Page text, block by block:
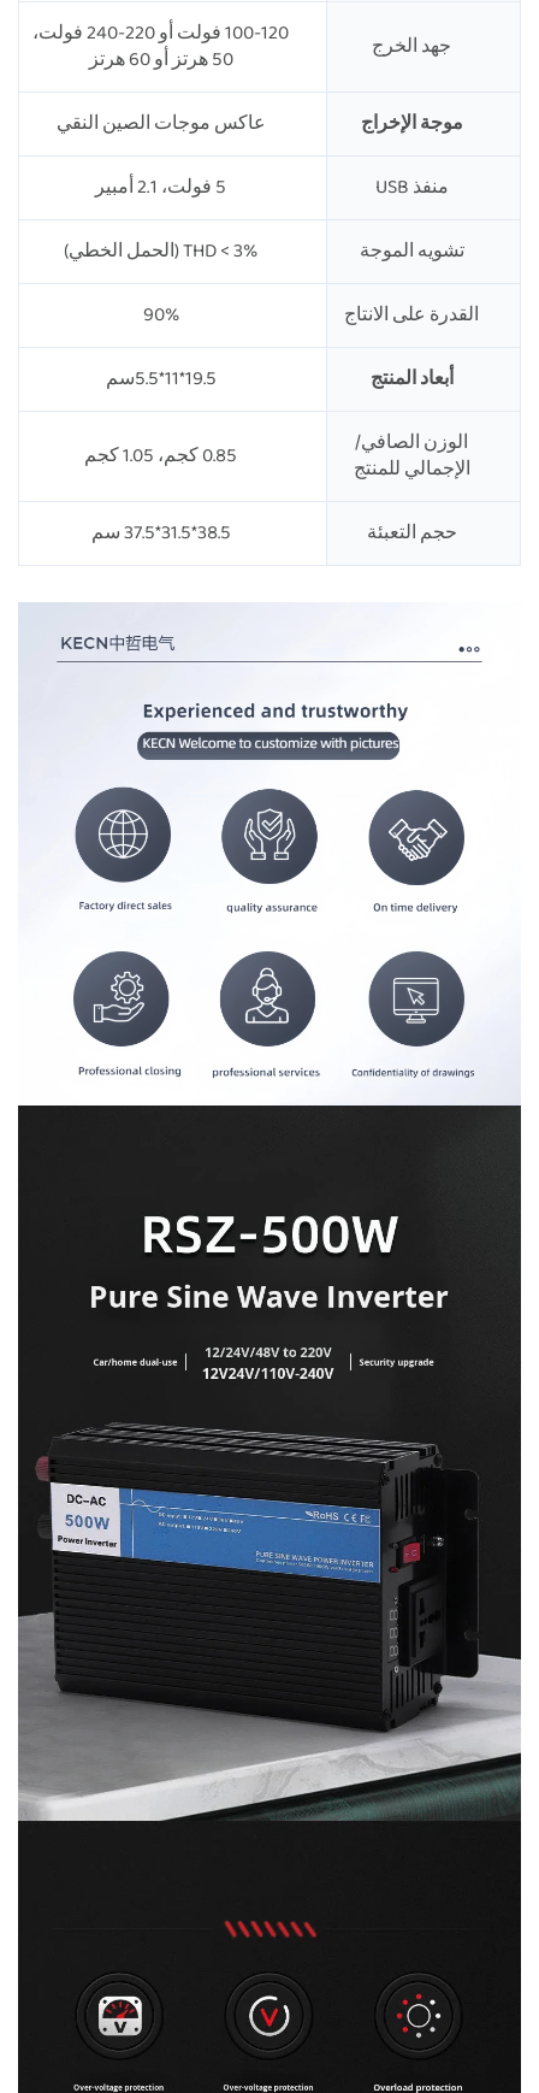
جهد الخرج
100-120 فولت أو 220-240 فولت،
50 هرتز أو 60 هرتز
موجة الإخراج عاكس موجات الصين النقي
منفذ USB 5 فولت، 2.1 أمبير
تشويه الموجة THD < 3% (الحمل الخطي)
القدرة على الانتاج 90%
أبعاد المنتج 19.5*11*5.5سم
الوزن الصافي/
الإجمالي للمنتج
0.85 كجم، 1.05 كجم
حجم التعبئة 38.5*31.5*37.5 سم